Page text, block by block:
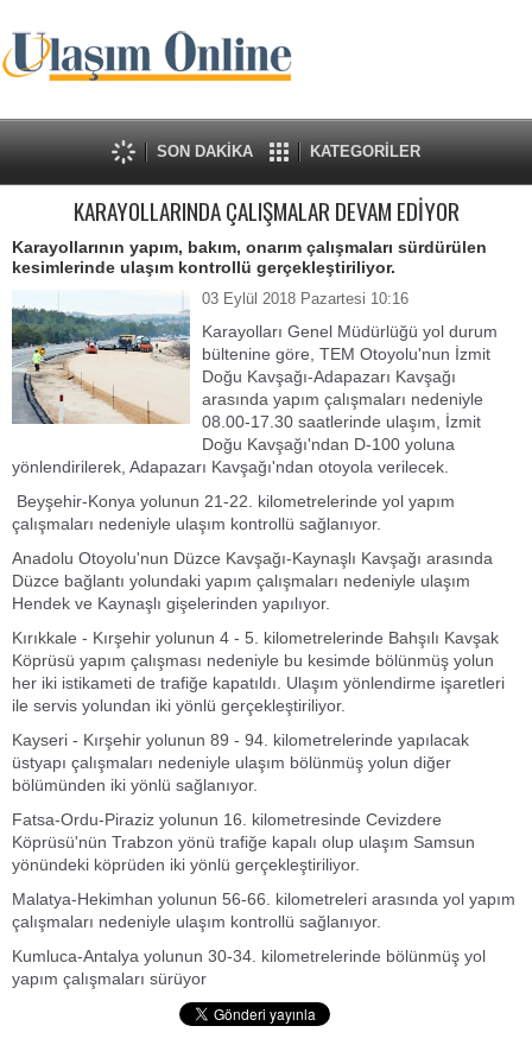
SON DAKİKA KATEGORİLER
KARAYOLLARINDA ÇALIŞMALAR DEVAM EDİYOR
Karayollarının yapım, bakım, onarım çalışmaları sürdürülen
kesimlerinde ulaşım kontrollü gerçekleştiriliyor.
03 Eylül 2018 Pazartesi 10:16
Karayolları Genel Müdürlüğü yol durum
bültenine göre, TEM Otoyolu'nun İzmit
Doğu Kavşağı-Adapazarı Kavşağı
arasında yapım çalışmaları nedeniyle
08.00-17.30 saatlerinde ulaşım, İzmit
Doğu Kavşağı'ndan D-100 yoluna
yönlendirilerek, Adapazarı Kavşağı'ndan otoyola verilecek.
Beyşehir-Konya yolunun 21-22. kilometrelerinde yol yapım
çalışmaları nedeniyle ulaşım kontrollü sağlanıyor.
Anadolu Otoyolu'nun Düzce Kavşağı-Kaynaşlı Kavşağı arasında
Düzce bağlantı yolundaki yapım çalışmaları nedeniyle ulaşım
Hendek ve Kaynaşlı gişelerinden yapılıyor.
Kırıkkale - Kırşehir yolunun 4 - 5. kilometrelerinde Bahşılı Kavşak
Köprüsü yapım çalışması nedeniyle bu kesimde bölünmüş yolun
her iki istikameti de trafiğe kapatıldı. Ulaşım yönlendirme işaretleri
ile servis yolundan iki yönlü gerçekleştiriliyor.
Kayseri - Kırşehir yolunun 89 - 94. kilometrelerinde yapılacak
üstyapı çalışmaları nedeniyle ulaşım bölünmüş yolun diğer
bölümünden iki yönlü sağlanıyor.
Fatsa-Ordu-Piraziz yolunun 16. kilometresinde Cevizdere
Köprüsü'nün Trabzon yönü trafiğe kapalı olup ulaşım Samsun
yönündeki köprüden iki yönlü gerçekleştiriliyor.
Malatya-Hekimhan yolunun 56-66. kilometreleri arasında yol yapım
çalışmaları nedeniyle ulaşım kontrollü sağlanıyor.
Kumluca-Antalya yolunun 30-34. kilometrelerinde bölünmüş yol
yapım çalışmaları sürüyor